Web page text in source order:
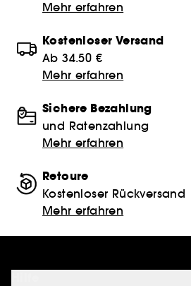
Mehr erfahren
Kostenloser Versand
Ab 34.50 €
Mehr erfahren
Sichere Bezahlung
und Ratenzahlung
Mehr erfahren
Retoure
Kostenloser Rückversand
Mehr erfahren